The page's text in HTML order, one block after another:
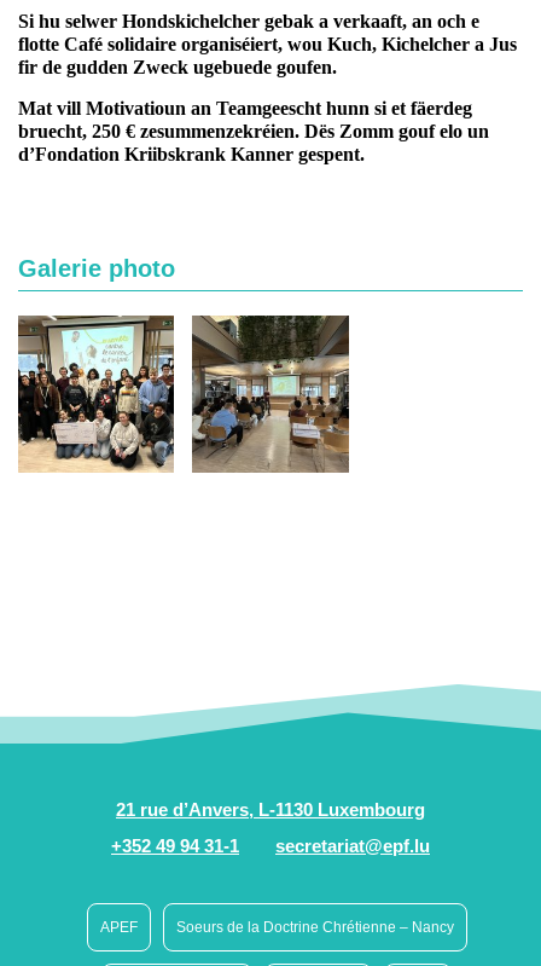
Si hu selwer Hondskichelcher gebak a verkaaft, an och e
flotte Café solidaire organiséiert, wou Kuch, Kichelcher a Jus
fir de gudden Zweck ugebuede goufen.
Mat vill Motivatioun an Teamgeescht hunn si et fäerdeg
bruecht, 250 € zesummenzekréien. Dës Zomm gouf elo un
d’Fondation Kriibskrank Kanner gespent.
Galerie photo
21 rue d’Anvers, L-1130 Luxembourg
+352 49 94 31-1
secretariat@epf.lu
APEF Soeurs de la Doctrine Chrétienne – Nancy